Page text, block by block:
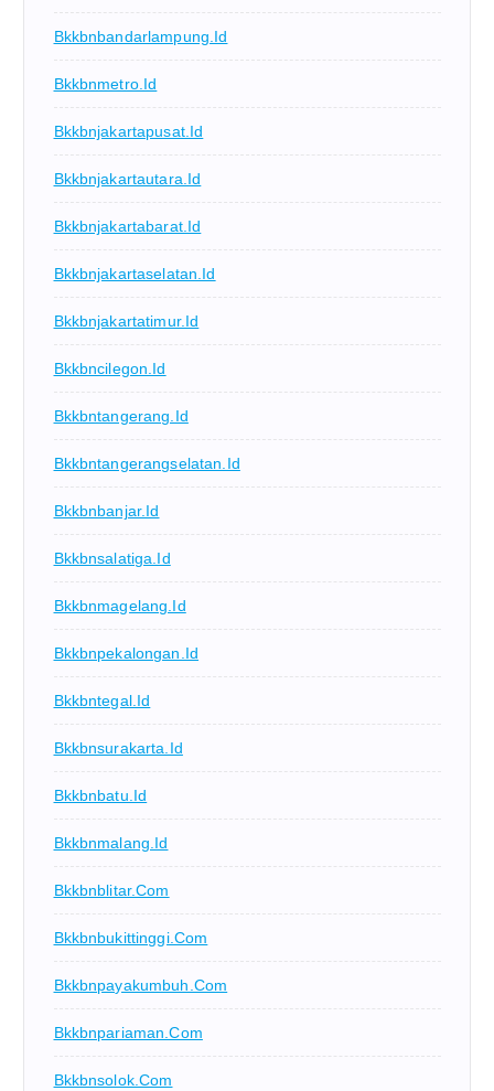
Bkkbnbandarlampung.id
Bkkbnmetro.id
Bkkbnjakartapusat.id
Bkkbnjakartautara.id
Bkkbnjakartabarat.id
Bkkbnjakartaselatan.id
Bkkbnjakartatimur.id
Bkkbncilegon.id
Bkkbntangerang.id
Bkkbntangerangselatan.id
Bkkbnbanjar.id
Bkkbnsalatiga.id
Bkkbnmagelang.id
Bkkbnpekalongan.id
Bkkbntegal.id
Bkkbnsurakarta.id
Bkkbnbatu.id
Bkkbnmalang.id
Bkkbnblitar.com
Bkkbnbukittinggi.com
Bkkbnpayakumbuh.com
Bkkbnpariaman.com
Bkkbnsolok.com